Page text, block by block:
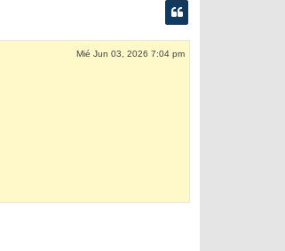
Mié Jun 03, 2026 7:04 pm